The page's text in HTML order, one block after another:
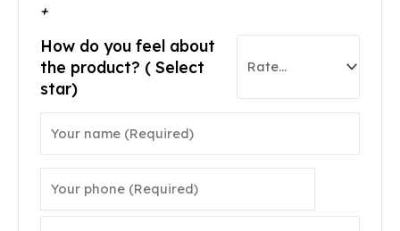
+
How do you feel about
the product? ( Select
star)